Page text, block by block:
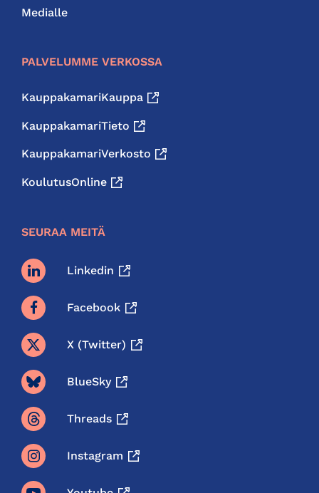
Medialle
PALVELUMME VERKOSSA
KauppakamariKauppa
KauppakamariTieto
KauppakamariVerkosto
KoulutusOnline
SEURAA MEITÄ
Linkedin
Facebook
X (twitter)
BlueSky
Threads
Instagram